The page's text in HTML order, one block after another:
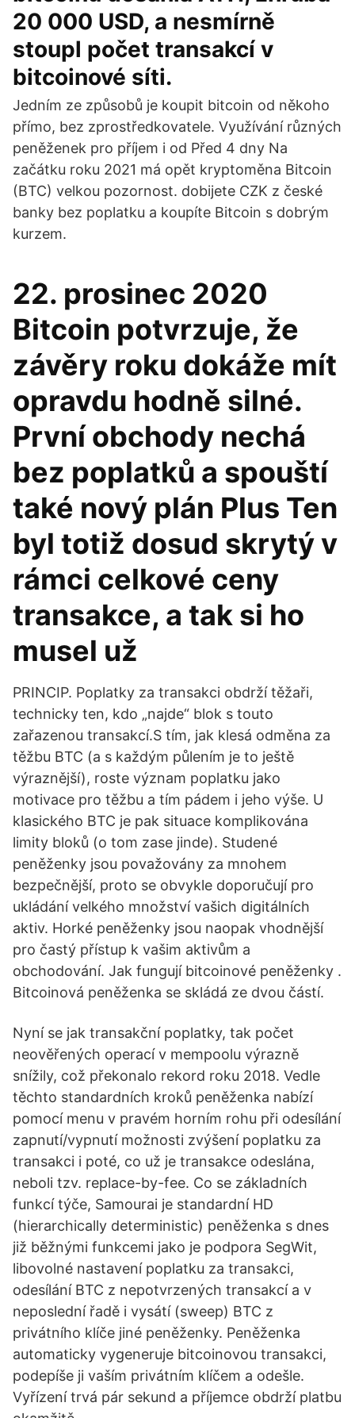
20 000 USD, a nesmírně
stoupl počet transakcí v
bitcoinové síti.
Jedním ze způsobů je koupit bitcoin od někoho
přímo, bez zprostředkovatele. Využívání různých
peněženek pro příjem i od Před 4 dny Na
začátku roku 2021 má opět kryptoměna Bitcoin
(BTC) velkou pozornost. dobijete CZK z české
banky bez poplatku a koupíte Bitcoin s dobrým
kurzem.
22. prosinec 2020
Bitcoin potvrzuje, že
závěry roku dokáže mít
opravdu hodně silné.
První obchody nechá
bez poplatků a spouští
také nový plán Plus Ten
byl totiž dosud skrytý v
rámci celkové ceny
transakce, a tak si ho
musel už
PRINCIP. Poplatky za transakci obdrží těžaři,
technicky ten, kdo „najde“ blok s touto
zařazenou transakcí.S tím, jak klesá odměna za
těžbu BTC (a s každým půlením je to ještě
výraznější), roste význam poplatku jako
motivace pro těžbu a tím pádem i jeho výše. U
klasického BTC je pak situace komplikována
limity bloků (o tom zase jinde). Studené
peněženky jsou považovány za mnohem
bezpečnější, proto se obvykle doporučují pro
ukládání velkého množství vašich digitálních
aktiv. Horké peněženky jsou naopak vhodnější
pro častý přístup k vašim aktivům a
obchodování. Jak fungují bitcoinové peněženky .
Bitcoinová peněženka se skládá ze dvou částí.
Nyní se jak transakční poplatky, tak počet
neověřených operací v mempoolu výrazně
snížily, což překonalo rekord roku 2018. Vedle
těchto standardních kroků peněženka nabízí
pomocí menu v pravém horním rohu při odesílání
zapnutí/vypnutí možnosti zvýšení poplatku za
transakci i poté, co už je transakce odeslána,
neboli tzv. replace-by-fee. Co se základních
funkcí týče, Samourai je standardní HD
(hierarchically deterministic) peněženka s dnes
již běžnými funkcemi jako je podpora SegWit,
libovolné nastavení poplatku za transakci,
odesílání BTC z nepotvrzených transakcí a v
neposlední řadě i vysátí (sweep) BTC z
privátního klíče jiné peněženky. Peněženka
automaticky vygeneruje bitcoinovou transakci,
podepíše ji vaším privátním klíčem a odešle.
Vyřízení trvá pár sekund a příjemce obdrží platbu